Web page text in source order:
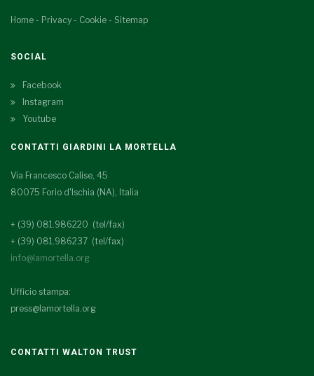
Home - Privacy - Cookie - Sitemap
SOCIAL
Facebook
Instagram
Youtube
CONTATTI GIARDINI LA MORTELLA
Via Francesco Calise, 45
80075 Forio d'Ischia (NA), Italia
+ (39) 081.986220 (tel/fax)
+ (39) 081.986237 (tel/fax)
info@lamortella.org
Ufficio stampa:
press@lamortella.org
CONTATTI WALTON TRUST